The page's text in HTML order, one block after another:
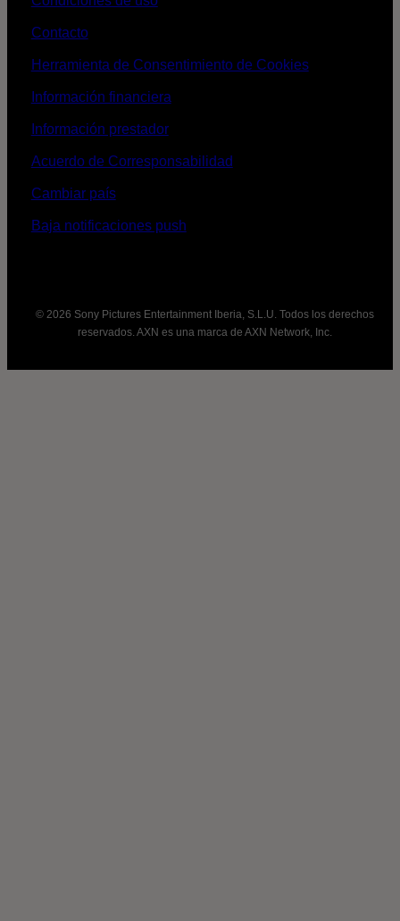
Contacto
Herramienta de Consentimiento de Cookies
Información financiera
Información prestador
Acuerdo de Corresponsabilidad
Cambiar país
Baja notificaciones push
© 2026 Sony Pictures Entertainment Iberia, S.L.U. Todos los derechos
reservados. AXN es una marca de AXN Network, Inc.